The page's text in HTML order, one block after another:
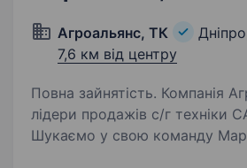
Агроальянс, ТК
7,6 км від центру
Повна зайнятість. Компанія Агроальянс —
лідери продажів с/г техніки
Шукаємо у свою команду